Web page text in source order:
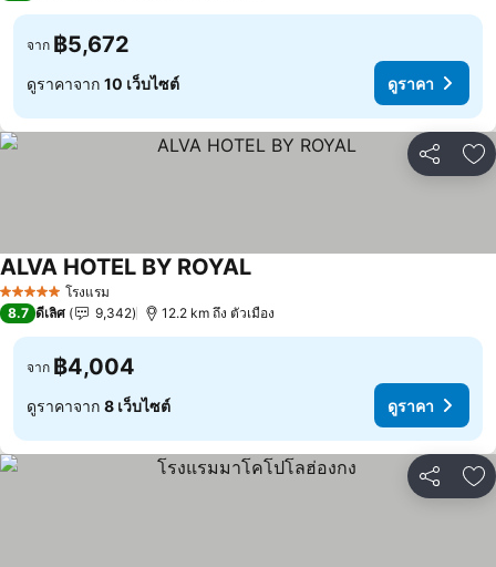
จาก ฿5,672
ดูราคาจาก 10 เว็บไซต์ ดูราคา
แชร์ เ
5 ดาว โรงแรม
ALVA HOTEL BY ROYALดูราคา
8.7 ดีเลิศ 9,342 12.2 km ถึง ตัวเมือง
จาก ฿4,004
ดูราคาจาก 8 เว็บไซต์ ดูราคา
แชร์ เ